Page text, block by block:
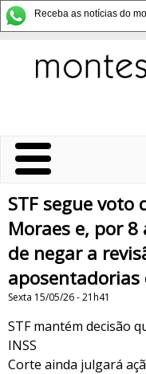
Receba as notícias do
STF segue
Moraes e, por
de negar a
aposentadorias
Sexta 15/05/26 - 21h41
STF mantém decisão
INSS
Corte ainda julgará